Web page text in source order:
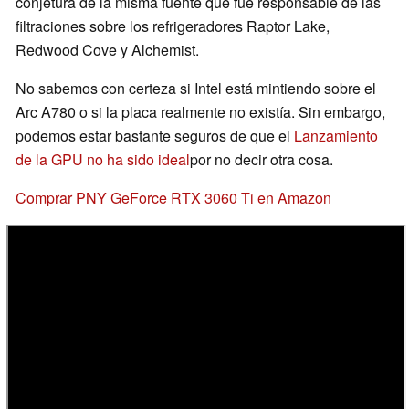
filtraciones sobre los refrigeradores Raptor Lake,
Redwood Cove y Alchemist.
No sabemos con certeza si Intel está mintiendo sobre el
Arc A780 o si la placa realmente no existía. Sin embargo,
podemos estar bastante seguros de que el Lanzamiento
de la GPU no ha sido idealpor no decir otra cosa.
Comprar PNY GeForce RTX 3060 Ti en Amazon